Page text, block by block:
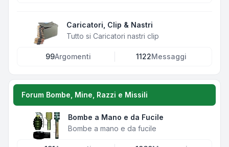
Caricatori, Clip & Nastri
Tutto si Caricatori nastri clip
99Argomenti 1122Messaggi
Forum Bombe, Mine, Razzi e Missili
Bombe a Mano e da Fucile
Bombe a mano e da fucile